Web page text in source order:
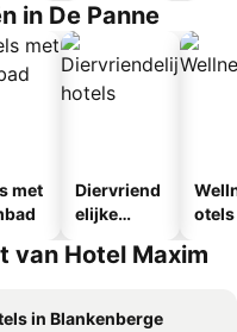
in De Panne
met
Diervriend
elijke
otels
van Hotel Maxim
in Blankenberge